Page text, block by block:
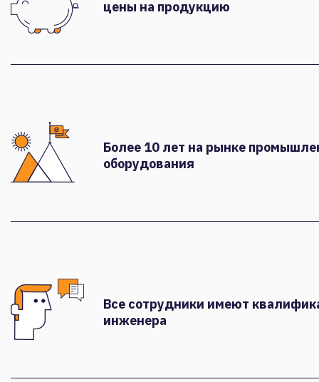
цены на продукцию
Более 10 лет на рынке
оборудования
Все сотрудники имеют
инженера